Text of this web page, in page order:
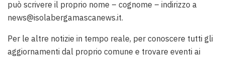
può scrivere il proprio nome – cognome – indirizzo a
news@isolabergamascanews.it.
Per le altre notizie in tempo reale, per conoscere tutti gli
aggiornamenti dal proprio comune e trovare eventi ai